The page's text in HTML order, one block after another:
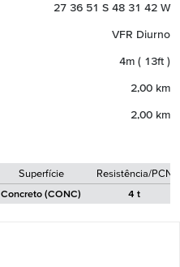
27 36 51 S 48 31 42 W
VFR Diurno
4m ( 13ft )
2,00 km
2,00 km
Superfície Resistência/PCN
Concreto (CONC) 4 t